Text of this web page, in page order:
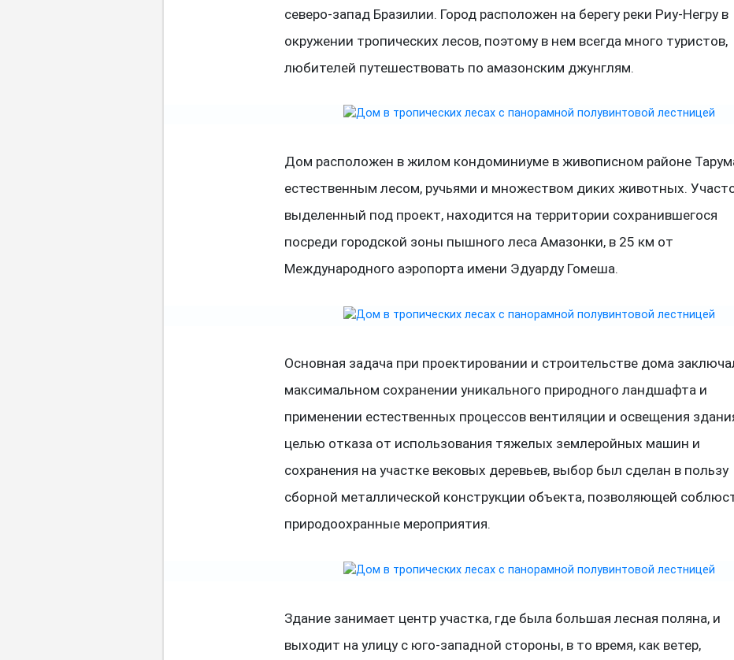
северо-запад Бразилии. Город расположен на берегу реки Риу-Негру в
окружении тропических лесов, поэтому в нем всегда много туристов,
любителей путешествовать по амазонским джунглям.
Дом расположен в жилом кондоминиуме в живописном районе
естественным лесом, ручьями и множеством диких животных.
выделенный под проект, находится на территории сохранившегося
посреди городской зоны пышного леса Амазонки, в 25 км от
Международного аэропорта имени Эдуарду Гомеша.
Основная задача при проектировании и строительстве дома
максимальном сохранении уникального природного ландшафта и
применении естественных процессов вентиляции и освещения
целью отказа от использования тяжелых землеройных машин и
сохранения на участке вековых деревьев, выбор был сделан в пользу
сборной металлической конструкции объекта, позволяющей
природоохранные мероприятия.
Здание занимает центр участка, где была большая лесная поляна, и
выходит на улицу с юго-западной стороны, в то время, как ветер,